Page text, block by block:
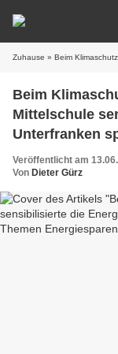
Zuhause » Beim Klimaschutz-Aktionstag an der
Beim
Mittelschule
Unterfranken
Veröffentlicht am
Von Dieter Gürz